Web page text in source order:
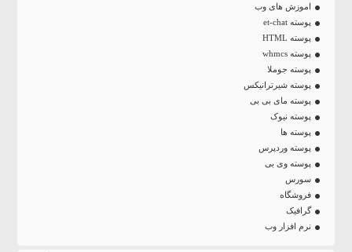
اموزش های وب
پوسته et-chat
پوسته HTML
پوسته whmcs
پوسته جوملا
پوسته شیرترانیکس
پوسته مای بی بی
پوسته نیوک
پوسته ها
پوسته وردپرس
پوسته وی بی
سورس
فروشگاه
گرافیک
نرم افزار وب